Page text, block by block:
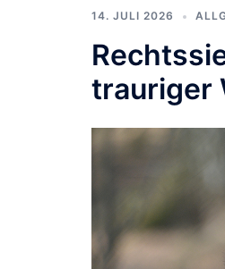
14. JULI 2026
trauriger